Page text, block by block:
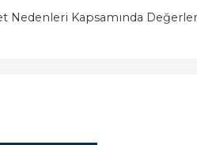
Nedenleri Kapsamında